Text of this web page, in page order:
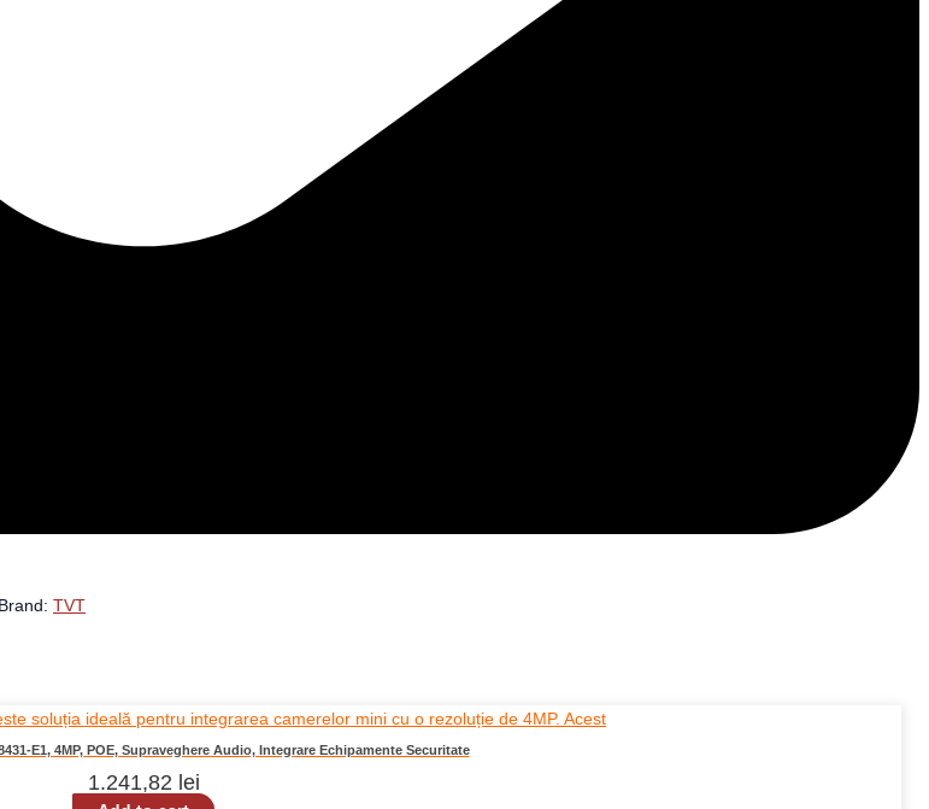
Brand: TVT
E1, 4MP, POE, Supraveghere Audio, Integrare Echipamente Securitate
1.241,82 lei